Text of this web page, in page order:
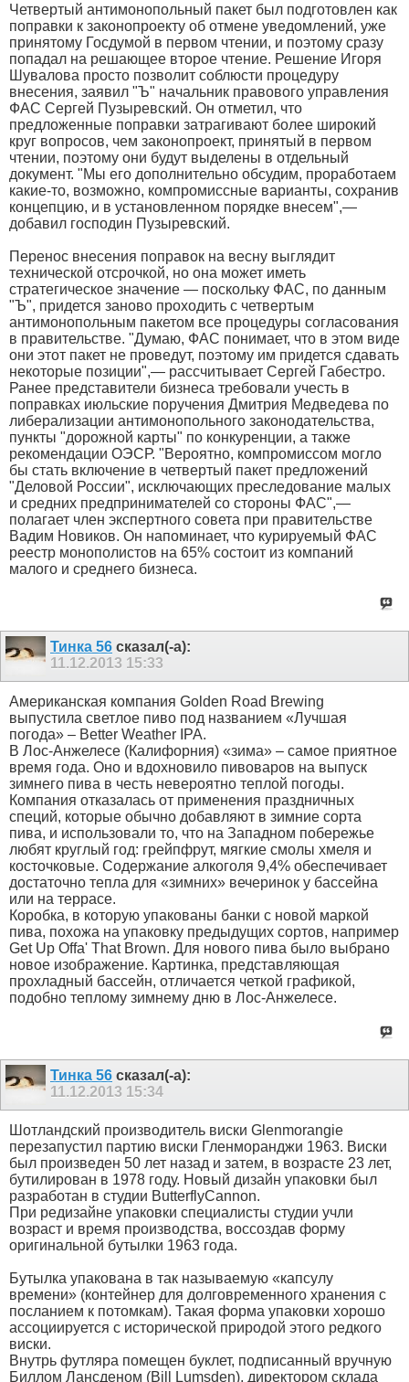
Четвертый антимонопольный пакет был подготовлен как
поправки к законопроекту об отмене уведомлений, уже
принятому Госдумой в первом чтении, и поэтому сразу
попадал на решающее второе чтение. Решение Игоря
Шувалова просто позволит соблюсти процедуру
внесения, заявил "Ъ" начальник правового управления
ФАС Сергей Пузыревский. Он отметил, что
предложенные поправки затрагивают более широкий
круг вопросов, чем законопроект, принятый в первом
чтении, поэтому они будут выделены в отдельный
документ. "Мы его дополнительно обсудим, проработаем
какие-то, возможно, компромиссные варианты, сохранив
концепцию, и в установленном порядке внесем",—
добавил господин Пузыревский.
Перенос внесения поправок на весну выглядит
технической отсрочкой, но она может иметь
стратегическое значение — поскольку ФАС, по данным
"Ъ", придется заново проходить с четвертым
антимонопольным пакетом все процедуры согласования
в правительстве. "Думаю, ФАС понимает, что в этом виде
они этот пакет не проведут, поэтому им придется сдавать
некоторые позиции",— рассчитывает Сергей Габестро.
Ранее представители бизнеса требовали учесть в
поправках июльские поручения Дмитрия Медведева по
либерализации антимонопольного законодательства,
пункты "дорожной карты" по конкуренции, а также
рекомендации ОЭСР. "Вероятно, компромиссом могло
бы стать включение в четвертый пакет предложений
"Деловой России", исключающих преследование малых
и средних предпринимателей со стороны ФАС",—
полагает член экспертного совета при правительстве
Вадим Новиков. Он напоминает, что курируемый ФАС
реестр монополистов на 65% состоит из компаний
малого и среднего бизнеса.
Тинка 56 сказал(-а):
11.12.2013 15:33
Американская компания Golden Road Brewing
выпустила светлое пиво под названием «Лучшая
погода» – Better Weather IPA.
В Лос-Анжелесе (Калифорния) «зима» – самое приятное
время года. Оно и вдохновило пивоваров на выпуск
зимнего пива в честь невероятно теплой погоды.
Компания отказалась от применения праздничных
специй, которые обычно добавляют в зимние сорта
пива, и использовали то, что на Западном побережье
любят круглый год: грейпфрут, мягкие смолы хмеля и
косточковые. Содержание алкоголя 9,4% обеспечивает
достаточно тепла для «зимних» вечеринок у бассейна
или на террасе.
Коробка, в которую упакованы банки с новой маркой
пива, похожа на упаковку предыдущих сортов, например
Get Up Offa' That Brown. Для нового пива было выбрано
новое изображение. Картинка, представляющая
прохладный бассейн, отличается четкой графикой,
подобно теплому зимнему дню в Лос-Анжелесе.
Тинка 56 сказал(-а):
11.12.2013 15:34
Шотландский производитель виски Glenmorangie
перезапустил партию виски Гленморанджи 1963. Виски
был произведен 50 лет назад и затем, в возрасте 23 лет,
бутилирован в 1978 году. Новый дизайн упаковки был
разработан в студии ButterflyCannon.
При редизайне упаковки специалисты студии учли
возраст и время производства, воссоздав форму
оригинальной бутылки 1963 года.
Бутылка упакована в так называемую «капсулу
времени» (контейнер для долговременного хранения с
посланием к потомкам). Такая форма упаковки хорошо
ассоциируется с исторической природой этого редкого
виски.
Внутрь футляра помещен буклет, подписанный вручную
Биллом Лансденом (Bill Lumsden), директором склада